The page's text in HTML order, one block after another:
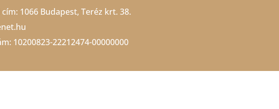
1066 Budapest, Teréz krt. 38.
10200823-22212474-00000000